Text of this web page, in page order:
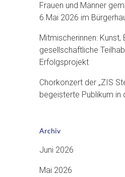
Frauen und Männer
6.Mai 2026 im
Mitmischerinnen: Kunst,
gesellschaftliche
Erfolgsprojekt
Chorkonzert der „ZIS
begeisterte Publikum in
Archiv
Juni 2026
Mai 2026